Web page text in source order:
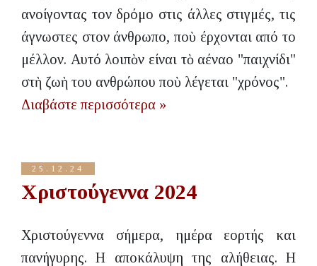
ανοίγοντας τον δρόμο στις άλλες στιγμές, τις
άγνωστες στον άνθρωπο, ποὺ έρχονται από το
μέλλον. Αυτό λοιπὸν είναι τὸ αέναο "παιχνίδι"
στὴ ζωὴ του ανθρώπου ποὺ λέγεται "χρόνος".
Διαβάστε περισσότερα »
25.12.24
Χριστούγεννα 2024
Χριστούγεννα σήμερα, ημέρα εορτής και
πανήγυρης. Η αποκάλυψη της αλήθειας. Η